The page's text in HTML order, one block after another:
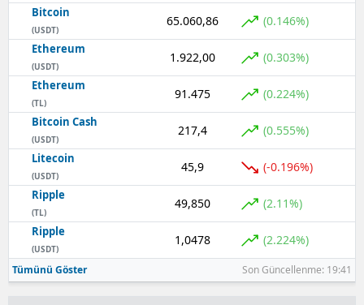
Bitcoin
(USDT)
65.060,86 (0.146%)
Ethereum
(USDT)
1.922,00 (0.303%)
Ethereum
(TL)
91.475 (0.224%)
Bitcoin Cash
(USDT)
217,4 (0.555%)
Litecoin
(USDT)
45,9 (-0.196%)
Ripple
(TL)
49,850 (2.11%)
Ripple
(USDT)
1,0478 (2.224%)
Tümünü Göster Son Güncellenme: 19:41